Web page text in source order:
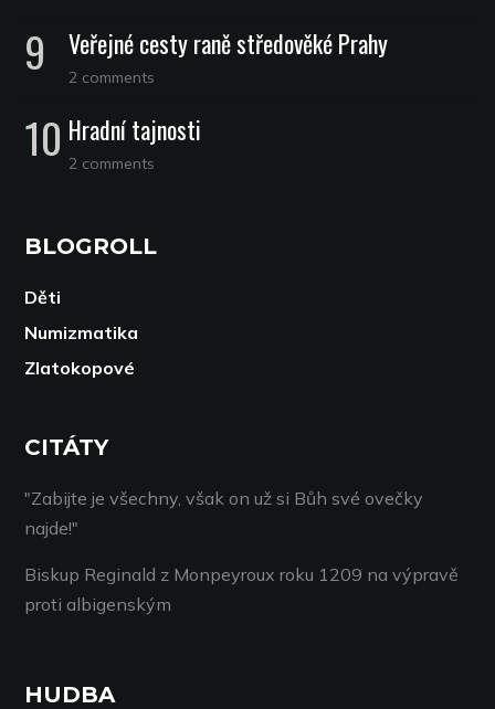
Veřejné cesty raně středověké Prahy
2 comments
Hradní tajnosti
2 comments
BLOGROLL
Děti
Numizmatika
Zlatokopové
CITÁTY
"Zabijte je všechny, však on už si Bůh své ovečky
najde!"
Biskup Reginald z Monpeyroux roku 1209 na výpravě
proti albigenským
HUDBA